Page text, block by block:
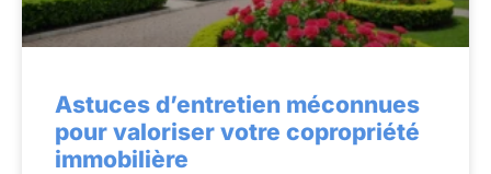
Astuces d’entretien méconnues
pour valoriser votre copropriété
immobilière